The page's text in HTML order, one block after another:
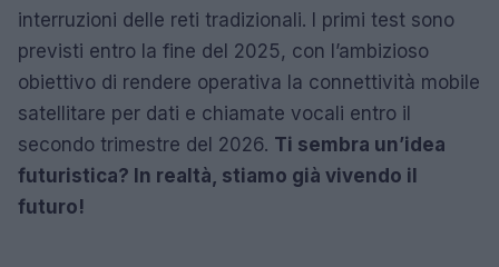
interruzioni delle reti tradizionali. I primi test sono
previsti entro la fine del 2025, con l’ambizioso
obiettivo di rendere operativa la connettività mobile
satellitare per dati e chiamate vocali entro il
secondo trimestre del 2026. Ti sembra un’idea
futuristica? In realtà, stiamo già vivendo il
futuro!